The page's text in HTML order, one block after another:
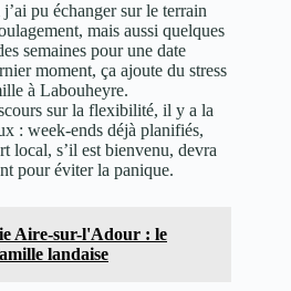
pu échanger sur le terrain
mais aussi quelques
semaines pour une date
moment, ça ajoute du stress
à Labouheyre.
sur la flexibilité, il y a la
: week-ends déjà planifiés,
local, s’il est bienvenu, devra
pour éviter la panique.
Aire-sur-l'Adour : le
landaise